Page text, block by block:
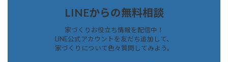
LINEからの無料相談
家づくりお役立ち情報を配信中！
LINE公式アカウントを友だち追加して、
家づくりについて色々質問してみよう。